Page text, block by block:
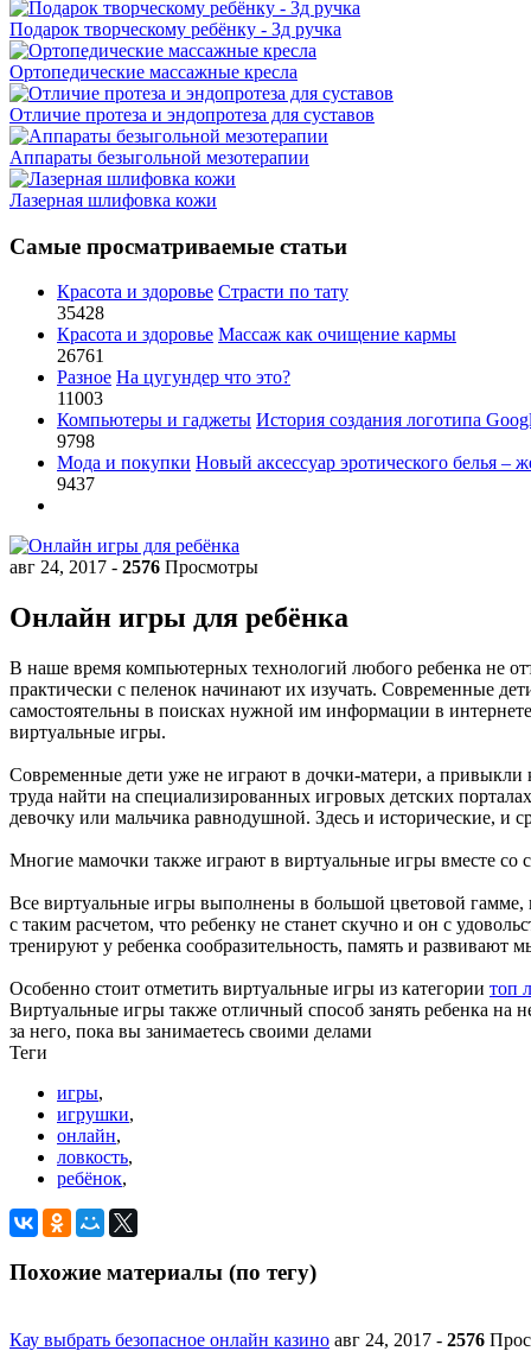
Подарок творческому ребёнку - 3д ручка
Ортопедические массажные кресла
Отличие протеза и эндопротеза для суставов
Аппараты безыгольной мезотерапии
Лазерная шлифовка кожи
Самые просматриваемые статьи
Красота и здоровье Страсти по тату
35428
Красота и здоровье Массаж как очищение кармы
26761
Разное На цугундер что это?
11003
Компьютеры и гаджеты История создания логотипа
9798
Мода и покупки Новый аксессуар эротического белья –
9437
авг 24, 2017 - 2576 Просмотры
Онлайн игры для ребёнка
В наше время компьютерных технологий любого ребенка не
практически с пеленок начинают их изучать. Современные
самостоятельны в поисках нужной им информации в
виртуальные игры.
Современные дети уже не играют в дочки-матери, а привыкли
труда найти на специализированных игровых детских
девочку или мальчика равнодушной. Здесь и исторические,
Многие мамочки также играют в виртуальные игры вместе
Все виртуальные игры выполнены в большой цветовой
с таким расчетом, что ребенку не станет скучно и он с
тренируют у ребенка сообразительность, память и
Особенно стоит отметить виртуальные игры из категории топ
Виртуальные игры также отличный способ занять ребенка на
за него, пока вы занимаетесь своими делами
Теги
игры,
игрушки,
онлайн,
ловкость,
ребёнок,
Похожие материалы (по тегу)
Кау выбрать безопасное онлайн казино авг 24, 2017 - 2576